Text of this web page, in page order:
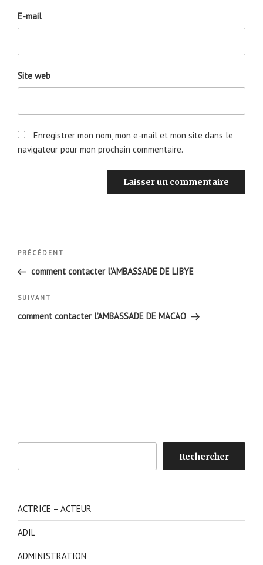
E-mail
Site web
Enregistrer mon nom, mon e-mail et mon site dans le
navigateur pour mon prochain commentaire.
Navigation
l’article
Article
précédent
PRÉCÉDENT
comment contacter l’AMBASSADE DE LIBYE
Article
suivant
SUIVANT
comment contacter l’AMBASSADE DE MACAO
Rechercher
ACTRICE – ACTEUR
ADIL
ADMINISTRATION